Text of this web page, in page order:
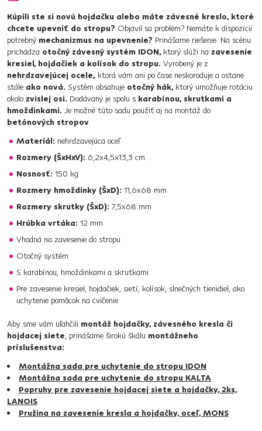
Kúpili ste si novú hojdačku alebo máte závesné kreslo, ktoré
chcete upevniť do stropu? Objavil sa problém? Nemáte k dispozícií
potrebný mechanizmus na upevnenie? Prinášame riešenie. Na scénu
prichádza otočný závesný systém IDON, ktorý slúži na zavesenie
kresiel, hojdačiek a kolísok do stropu. Vyrobený je z
nehrdzavejúcej ocele, ktorá vám ani po čase neskoroduje a ostane
stále ako nová. Systém obsahuje otočný hák, ktorý umožňuje rotáciu
okolo zvislej osi. Dodávaný je spolu s karabínou, skrutkami a
hmoždinkami. Je možné túto sadu použiť aj na montáž do
betónových stropov.
Materiál: nehrdzavejúca oceľ
Rozmery (ŠxHxV): 6,2x4,5x13,3 cm
Nosnosť: 150 kg
Rozmery hmoždinky (ŠxD): 11,6x68 mm
Rozmery skrutky (ŠxD): 7,5x68 mm
Hrúbka vrtáka: 12 mm
Vhodná na zavesenie do stropu
Otočný systém
S karabínou, hmoždinkami a skrutkami
Pre zavesenie kresiel, hojdačiek, sietí, kolísok, slnečných tienidiel, ako
uchytenie pomôcok na cvičenie
Aby sme vám uľahčili montáž hojdačky, závesného kresla či
hojdacej siete, prinášame širokú škálu montážneho
príslušenstva:
Montážna sada pre uchytenie do stropu IDON
Montážna sada pre uchytenie do stropu KALTA
Popruhy pre zavesenie hojdacej siete a hojdačky, 2ks,
LANOIS
Pružina na zavesenie kresla a hojdačky, oceľ, MONS